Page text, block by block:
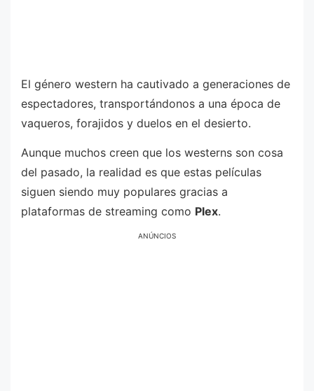
El género western ha cautivado a generaciones de
espectadores, transportándonos a una época de
vaqueros, forajidos y duelos en el desierto.
Aunque muchos creen que los westerns son cosa
del pasado, la realidad es que estas películas
siguen siendo muy populares gracias a
plataformas de streaming como Plex.
ANÚNCIOS